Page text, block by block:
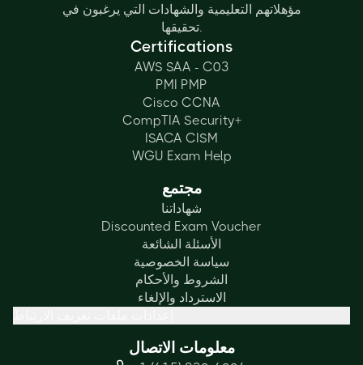
مؤهلاتهم التعليمية والشهادات التي يرغبون في
تحقيقها.
Certifications
AWS SAA - C03
PMI PMP
Cisco CCNA
CompTIA Security+
ISACA CISM
WGU Exam Help
مجتمع
شهاداتنا
Discounted Exam Voucher
الأسئلة الشائعة
سياسة الخصوصية
الشروط والأحكام
الاسترداد والإلغاء
معلومات الاتصال